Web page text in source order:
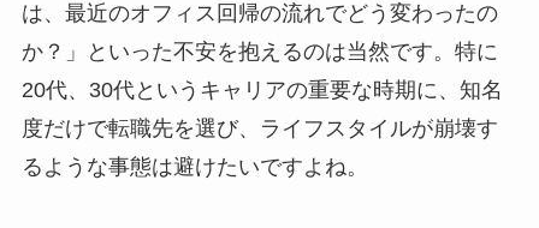
は、最近のオフィス回帰の流れでどう変わったの
か？」といった不安を抱えるのは当然です。特に
20代、30代というキャリアの重要な時期に、知名
度だけで転職先を選び、ライフスタイルが崩壊す
るような事態は避けたいですよね。